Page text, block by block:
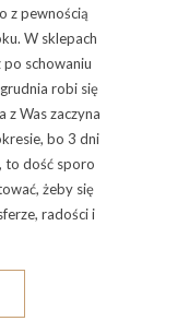
z pewnością
W sklepach
po schowaniu
robi się
z Was zaczyna
bo 3 dni
to dość sporo
żeby się
radości i